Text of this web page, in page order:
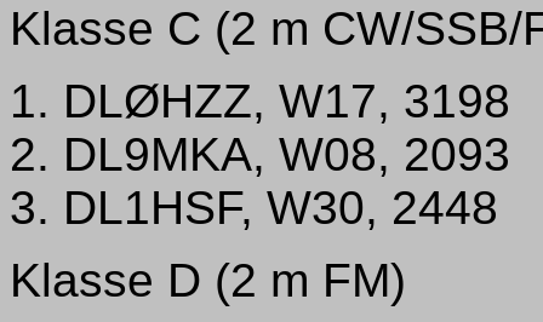
Klasse C (2 m CW/SSB/
1. DLØHZZ, W17, 3198
2. DL9MKA, W08, 2093
3. DL1HSF, W30, 2448
Klasse D (2 m FM)